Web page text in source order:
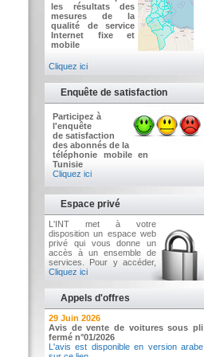
les résultats des
mesures de la
qualité de service
Internet fixe et
mobile
Cliquez ici
Enquête de satisfaction
Participez à
l'enquête
de satisfaction
des abonnés de la
téléphonie mobile en
Tunisie
Cliquez ici
Espace privé
L'INT met à votre
disposition un espace web
privé qui vous donne un
accès à un ensemble de
services. Pour y accéder,
Cliquez ici
Appels d'offres
2 Juillet 2026
Avis d'appel d'offres n°3/2026
Acquisition d’équipements informatiques
29 Juin 2026
Avis de vente de voitures sous pli
fermé n°01/2026
L'avis est disponible en version arabe